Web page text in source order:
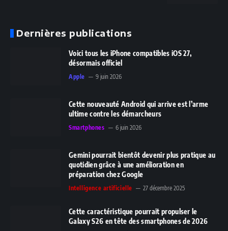
Dernières publications
Voici tous les iPhone compatibles iOS 27,
désormais officiel
Apple 9 juin 2026
Cette nouveauté Android qui arrive est l’arme
ultime contre les démarcheurs
Smartphones 6 juin 2026
Gemini pourrait bientôt devenir plus pratique au
quotidien grâce à une amélioration en
préparation chez Google
Intelligence artificielle 27 décembre 2025
Cette caractéristique pourrait propulser le
Galaxy S26 en tête des smartphones de 2026